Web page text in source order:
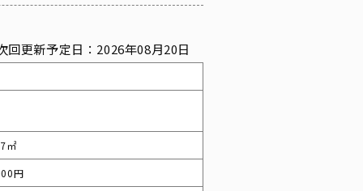
回更新予定日：2026年08月20日
㎡
円